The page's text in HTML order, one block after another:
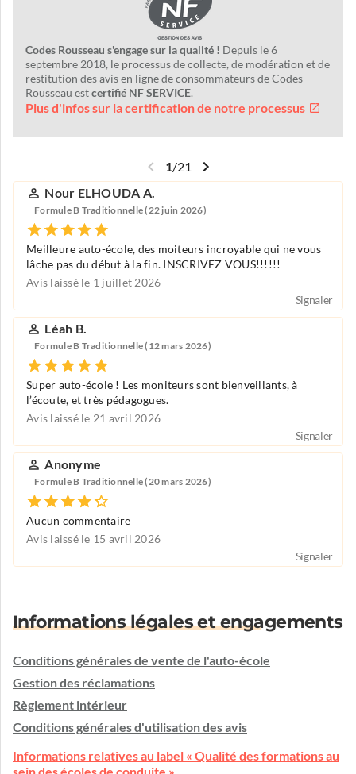
Codes Rousseau s'engage sur la qualité ! Depuis le 6
septembre 2018, le processus de collecte, de modération et de
restitution des avis en ligne de consommateurs de Codes
Rousseau estcertifié NF SERVICE.
Plus d'infos sur la certification de notre processus
1/21
Nour ELHOUDA A.
Formule B Traditionnelle (22 juin 2026)
Meilleure auto-école, des moiteurs incroyable qui ne vous
lâche pas du début à la fin. INSCRIVEZ VOUS!!!!!!
Avis laissé le 1 juillet 2026
Signaler
Léah B.
Formule B Traditionnelle (12 mars 2026)
Super auto-école ! Les moniteurs sont bienveillants, à
l’écoute, et très pédagogues.
Avis laissé le 21 avril 2026
Signaler
Anonyme
Formule B Traditionnelle (20 mars 2026)
Aucun commentaire
Avis laissé le 15 avril 2026
Signaler
Informations légales et engagements
Conditions générales de vente de l'auto-école
Gestion des réclamations
Règlement intérieur
Conditions générales d'utilisation des avis
Informations relatives au label « Qualité des formations au